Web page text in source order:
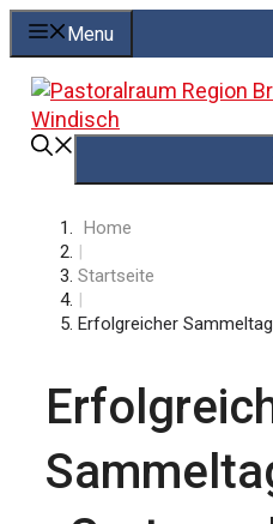
Springe
zum
Inhalt
Menu
Home
|
Startseite
|
Erfolgreicher